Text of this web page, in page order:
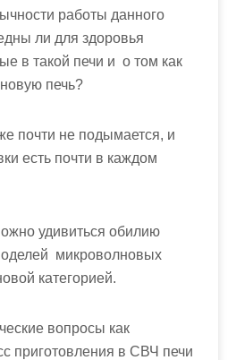
работы данного
ли для здоровья
в такой печи и о том как
печь?
почти не подымается, и
есть почти в каждом
удивиться обилию
микроволновых
категорией.
вопросы как
приготовления в СВЧ печи